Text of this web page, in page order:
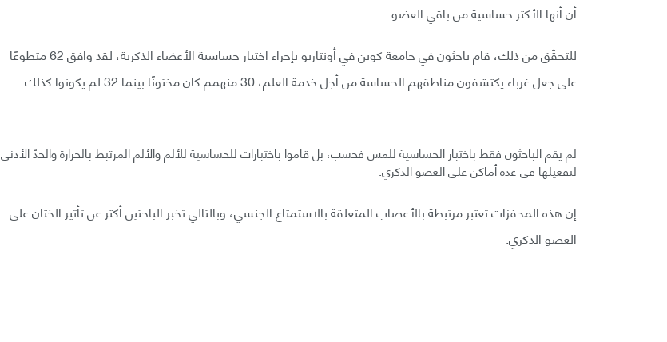
أن أنها الأكثر حساسية من باقي العضو.
للتحقّق من ذلك، قام باحثون في جامعة كوين في أونتاريو بإجراء اختبار حساسية الأعضاء الذكرية، لقد وافق 62 متطوعًا
على جعل غرباء يكتشفون مناطقهم الحساسة من أجل خدمة العلم، 30 منهمم كان مختونًا بينما 32 لم يكونوا كذلك.
لم يقم الباحثون فقط باختبار الحساسية للمس فحسب، بل قاموا باختبارات للحساسية للألم والألم المرتبط بالحرارة والحدّ الأدنى
لتفعيلها في عدة أماكن على العضو الذكري.
إن هذه المحفزات تعتبر مرتبطة بالأعصاب المتعلقة بالاستمتاع الجنسي، وبالتالي تخبر الباحثين أكثر عن تأثير الختان على
العضو الذكري.